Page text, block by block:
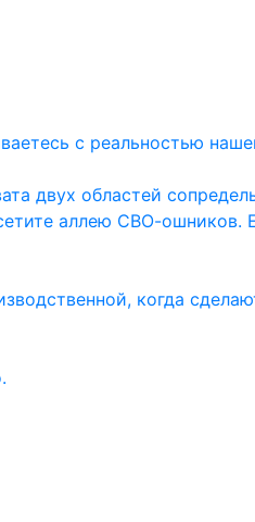
с реальностью
двух областей
аллею СВО-ошников.
когда